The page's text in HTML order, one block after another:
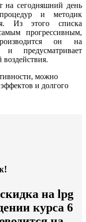
на сегодняшний день
и методик
Из этого списка
прогрессивным,
он на
предусматривает
можно
и долгого
на lpg
курса 6